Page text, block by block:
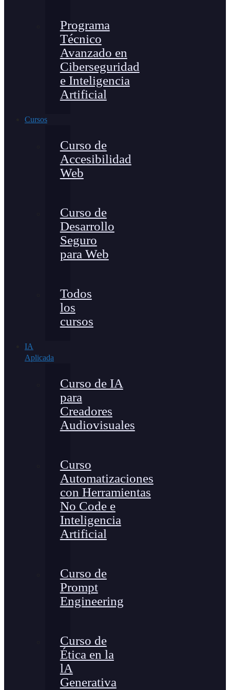
Programa
Técnico
Avanzado en
Ciberseguridad
e Inteligencia
Artificial
Cursos
Curso de
Accesibilidad
Web
Curso de
Desarrollo
Seguro
para Web
Todos
los
cursos
IA
Aplicada
Curso de IA
para
Creadores
Audiovisuales
Curso
Automatizaciones
con Herramientas
No Code e
Inteligencia
Artificial
Curso de
Prompt
Engineering
Curso de
Ética en la
lA
Generativa